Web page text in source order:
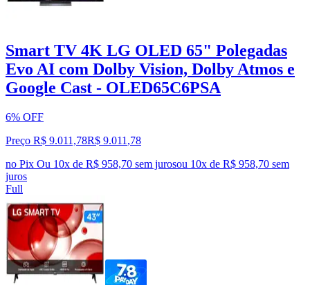
Smart TV 4K LG OLED 65" Polegadas
Evo AI com Dolby Vision, Dolby Atmos e
Google Cast - OLED65C6PSA
6% OFF
Preço R$ 9.011,78R$ 9.011 ,78
no Pix Ou 10x de R$ 958,70 sem jurosou 10x de R$ 958,70 sem
juros
Full